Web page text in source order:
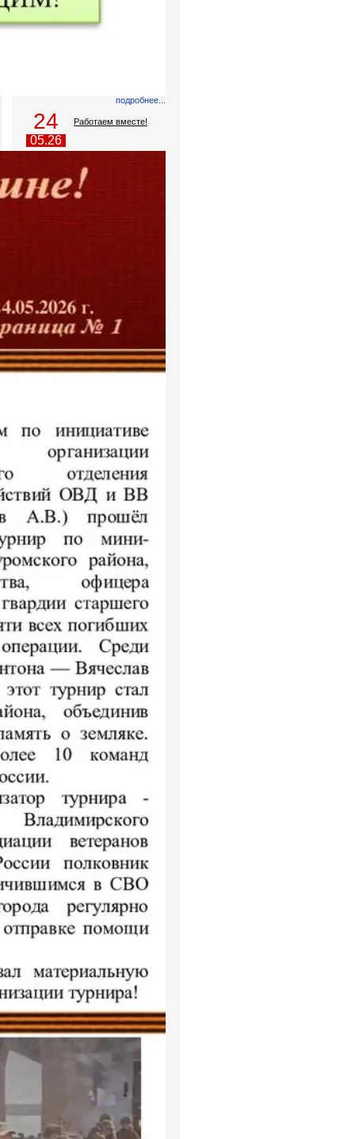
подробнее...
24
05.26
Работаем вместе!